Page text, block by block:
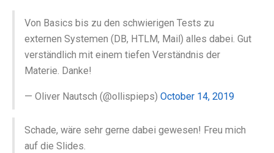
Von Basics bis zu den schwierigen Tests zu
externen Systemen (DB, HTLM, Mail) alles dabei. Gut
verständlich mit einem tiefen Verständnis der
Materie. Danke!
— Oliver Nautsch (@ollispieps)October 14, 2019
Schade, wäre sehr gerne dabei gewesen! Freu mich
auf die Slides.